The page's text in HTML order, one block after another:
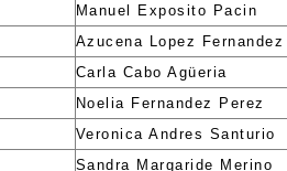
Manuel Exposito Pacin
Azucena Lopez Fernandez
Carla Cabo Agüeria
Noelia Fernandez Perez
Veronica Andres Santurio
Sandra Margaride Merino